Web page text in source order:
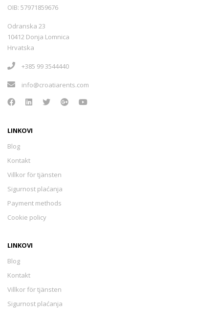
OIB: 57971859676
Odranska 23
10412 Donja Lomnica
Hrvatska
+385 99 3544440
info@croatiarents.com
LINKOVI
Blog
Kontakt
Villkor för tjänsten
Sigurnost plaćanja
Payment methods
Cookie policy
LINKOVI
Blog
Kontakt
Villkor för tjänsten
Sigurnost plaćanja